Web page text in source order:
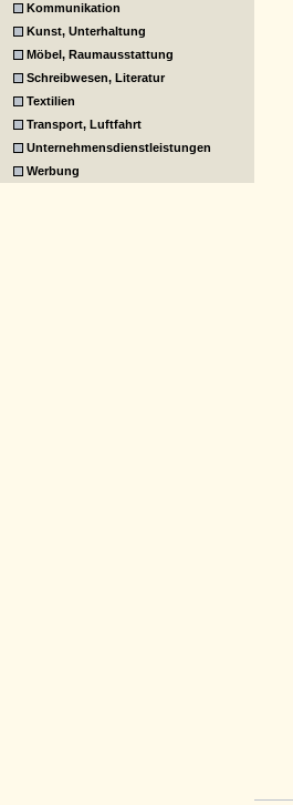
Kommunikation
Kunst, Unterhaltung
Möbel, Raumausstattung
Schreibwesen, Literatur
Textilien
Transport, Luftfahrt
Unternehmensdienstleistungen
Werbung